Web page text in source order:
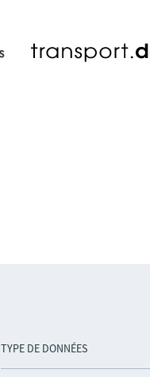
TYPE DE DONNÉES